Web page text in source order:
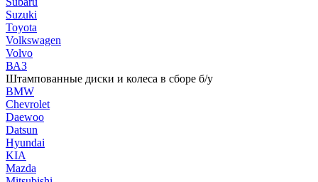
Suzuki
Toyota
Volkswagen
Volvo
ВАЗ
Штампованные диски и колеса в сборе б/у
BMW
Chevrolet
Daewoo
Datsun
Hyundai
KIA
Mazda